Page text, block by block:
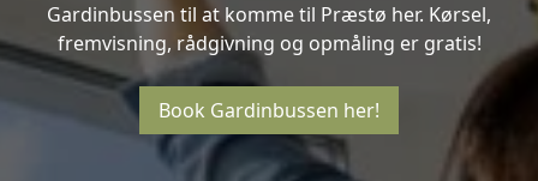
Gardinbussen til at komme til Præstø her. Kørsel,
fremvisning, rådgivning og opmåling er gratis!
Book Gardinbussen her!